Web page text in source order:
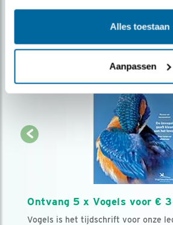
Alles toestaan
Aanpassen
Ontvang 5 x Vogels voor €
Vogels is het tijdschrift voor onze